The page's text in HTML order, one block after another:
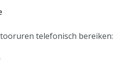
telefonisch bereiken: